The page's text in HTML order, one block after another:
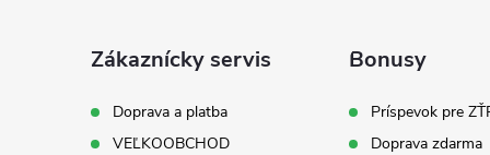
Zákaznícky servis
Doprava a platba
VEĽKOOBCHOD
Bonusy
Príspevok pre
Doprava zdarma